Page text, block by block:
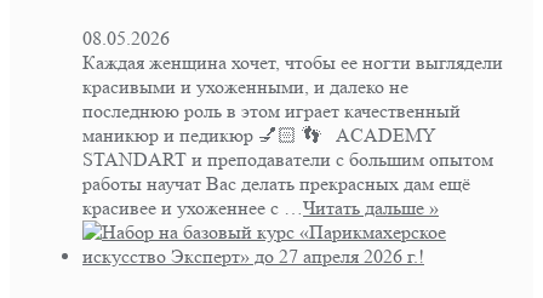
08.05.2026
Каждая женщина хочет, чтобы ее ногти выглядели
красивыми и ухоженными, и далеко не
последнюю роль в этом играет качественный
маникюр и педикюр 💅🏻 👣 ACADEMY
STANDART и преподаватели с большим опытом
работы научат Вас делать прекрасных дам ещё
красивее и ухоженнее с …Читать дальше »